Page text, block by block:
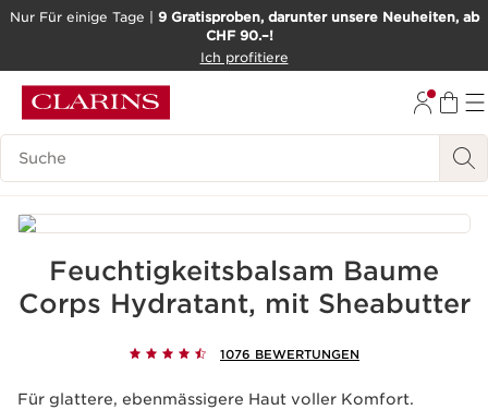
BARRIEREFREIHEITSWERKZEUG
Nur Für einige Tage | 9 Gratisproben, darunter unsere Neuheiten, ab
CHF 90.–!
Ich profitiere
Legende suchen
Feuchtigkeitsbalsam Baume
Corps Hydratant, mit Sheabutter
1076 BEWERTUNGEN
Für glattere, ebenmässigere Haut voller Komfort.